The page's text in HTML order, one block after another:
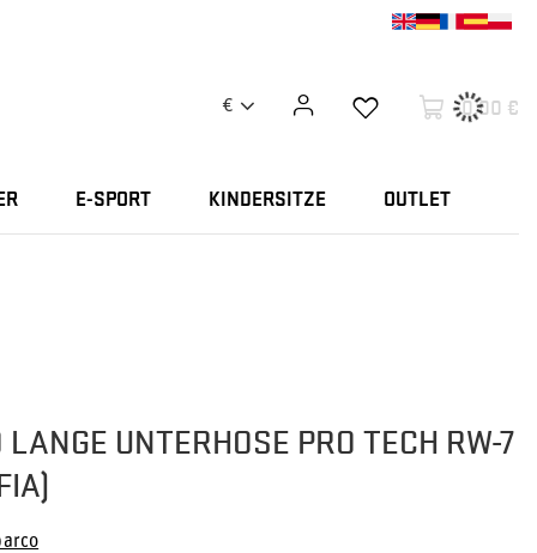
€ 0,00 €
E-SPORT KINDERSITZE OUTLET
LANGE UNTERHOSE PRO TECH RW-7